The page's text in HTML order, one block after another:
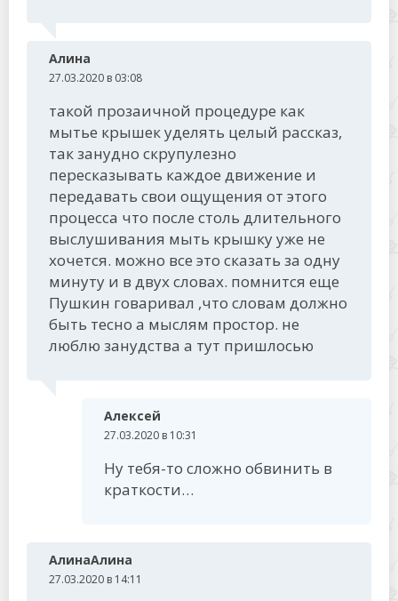
Алина
27.03.2020 в 03:08
такой прозаичной процедуре как
мытье крышек уделять целый рассказ,
так занудно скрупулезно
пересказывать каждое движение и
передавать свои ощущения от этого
процесса что после столь длительного
выслушивания мыть крышку уже не
хочется. можно все это сказать за одну
минуту и в двух словах. помнится еще
Пушкин говаривал ,что словам должно
быть тесно а мыслям простор. не
люблю занудства а тут пришлосью
Алексей
27.03.2020 в 10:31
Ну тебя-то сложно обвинить в
краткости…
АлинаАлина
27.03.2020 в 14:11